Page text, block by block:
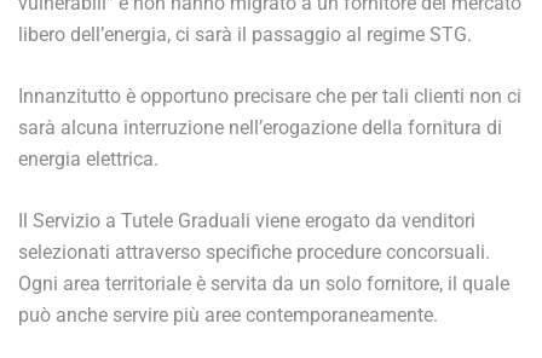
libero dell’energia, ci sarà il passaggio al regime STG.
Innanzitutto è opportuno precisare che per tali clienti non ci
sarà alcuna interruzione nell’erogazione della fornitura di
energia elettrica.
Il Servizio a Tutele Graduali viene erogato da venditori
selezionati attraverso specifiche procedure concorsuali.
Ogni area territoriale è servita da un solo fornitore, il quale
può anche servire più aree contemporaneamente.